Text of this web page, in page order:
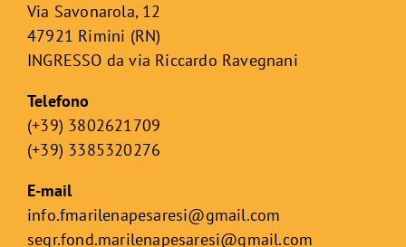
Via Savonarola, 12
47921 Rimini (RN)
INGRESSO da via Riccardo Ravegnani
Telefono
(+39) 3802621709
(+39) 3385320276
E-mail
info.fmarilenapesaresi@gmail.com
segr.fond.marilenapesaresi@gmail.com